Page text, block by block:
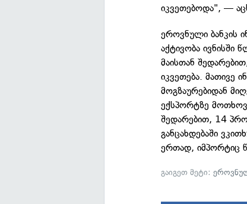
იკვეთებოდა", —
ეროვნული ბანკის
აქტივობა
მაისთან
იკვეთება. მათივე
მოგზაურებიდან
ექსპორტზე
შედარებით, 14
განცახდებაში
ერთად, იმპორტიც
გაიგეთ მეტი: